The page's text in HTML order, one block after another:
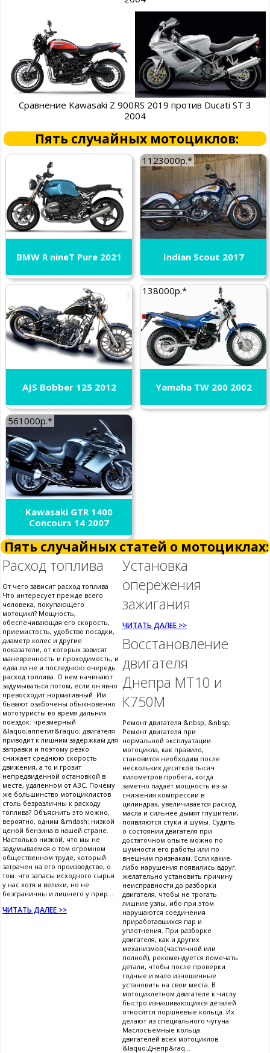
Сравнение Kawasaki Z 900RS 2019 против Ducati ST 3
2004
Пять случайных мотоциклов:
BMW R nineT Pure 2021
1123000р.*
Indian Scout 2017
AJS Bobber 125 2012
138000р.*
Yamaha TW 200 2002
561000р.*
Kawasaki GTR 1400
Concours 14 2007
Пять случайных статей о мотоциклах:
Расход топлива
От чего зависит расход топлива
Что интересует прежде всего
человека, покупающего
мотоцикл? Мощность,
обеспечивающая его скорость,
приемистость, удобство посадки,
диаметр колес и другие
показатели, от которых зависят
маневренность и проходимость, и
едва ли не и последнюю очередь
расход топлива. О нем начинают
задумываться потом, если он явно
превосходит нормативный. Им
бывают озабочены обыкновенно
мототуристы во время дальних
поездок: чрезмерный
&laquo;аппетит&raquo; двигателя
приводит к лишним задержкам для
заправки и поэтому резко
снижает среднюю скорость
движения, а то и грозит
непредвиденной остановкой в
месте, удаленном от АЗС. Почему
же большинство мотоциклистов
столь безразличны к расходу
топлива? Объяснить это можно,
вероятно, одним &mdash; низкой
ценой бензина в нашей стране.
Настолько низкой, что мы не
задумываемся о том огромном
общественном труде, который
затрачен на его производство, о
том. что запасы исходного сырья
у нас хотя и велики, но не
безграничны и лишнего у прир...
ЧИТАТЬ ДАЛЕЕ >>
Установка
опережения
зажигания
ЧИТАТЬ ДАЛЕЕ >>
Восстановление
двигателя
Днепра МТ10 и
К750М
Ремонт двигателя &nbsp; &nbsp;
Ремонт двигателя при
нормальной эксплуатации
мотоцикла, как правило,
становится необходим после
нескольких десятков тысяч
километров пробега, когда
заметно падает мощность из-за
снижения компрессии в
цилиндрах, увеличивается расход
масла и сильнее дымят глушители,
появляются стуки и шумы. Судить
о состоянии двигателя при
достаточном опыте можно по
шумности его работы или по
внешним признакам. Если какие-
либо нарушения появились вдруг,
желательно установить причину
неисправности до разборки
двигателя, чтобы не трогать
лишние узлы, ибо при этом
нарушаются соединения
приработавшихся пар и
уплотнения. При разборке
двигателя, как и других
механизмов (частичной или
полной), рекомендуется помечать
детали, чтобы после проверки
годные и мало изношенные
установить на свои места. В
мотоциклетном двигателе к числу
быстро изнашивающихся деталей
относятся поршневые кольца. Их
делают из специального чугуна.
Маслосъемные кольца
двигателей всех мотоциклов
&laquo;Днепр&raq...